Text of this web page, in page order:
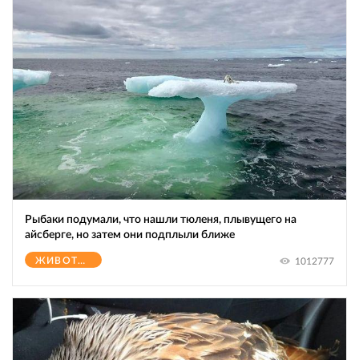
Рыбаки подумали, что нашли тюленя, плывущего на
айсберге, но затем они подплыли ближе
ЖИВОТНЫЕ 1012777